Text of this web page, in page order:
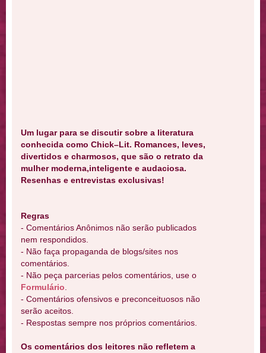
Um lugar para se discutir sobre a literatura
conhecida como Chick–Lit. Romances, leves,
divertidos e charmosos, que são o retrato da
mulher moderna,inteligente e audaciosa.
Resenhas e entrevistas exclusivas!
Regras
- Comentários Anônimos não serão publicados
nem respondidos.
- Não faça propaganda de blogs/sites nos
comentários.
- Não peça parcerias pelos comentários, use o
Formulário.
- Comentários ofensivos e preconceituosos não
serão aceitos.
- Respostas sempre nos próprios comentários.
Os comentários dos leitores não refletem a